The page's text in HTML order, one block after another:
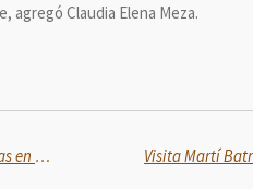
agregó Claudia Elena Meza.
Morelos contará con 8 atletas en la disciplina de luchas en los Nacionales Conade 2025